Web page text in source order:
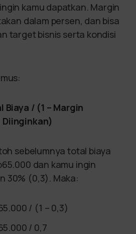
kamu dapatkan. Margin
dalam persen, dan bisa
target bisnis serta kondisi
/ (1 – Margin
sebelumnya total biaya
dan kamu ingin
30% (0,3). Maka:
/ (1 – 0,3)
/ 0,7